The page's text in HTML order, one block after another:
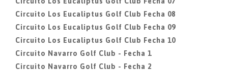
Circuito Los Eucaliptus Golf Club Fecha 08
Circuito Los Eucaliptus Golf Club Fecha 09
Circuito Los Eucaliptus Golf Club Fecha 10
Circuito Navarro Golf Club - Fecha 1
Circuito Navarro Golf Club - Fecha 2